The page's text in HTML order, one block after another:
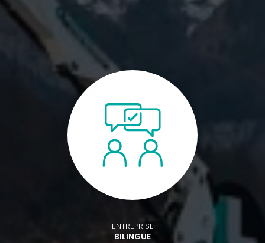
ENTREPRISE
BILINGUE